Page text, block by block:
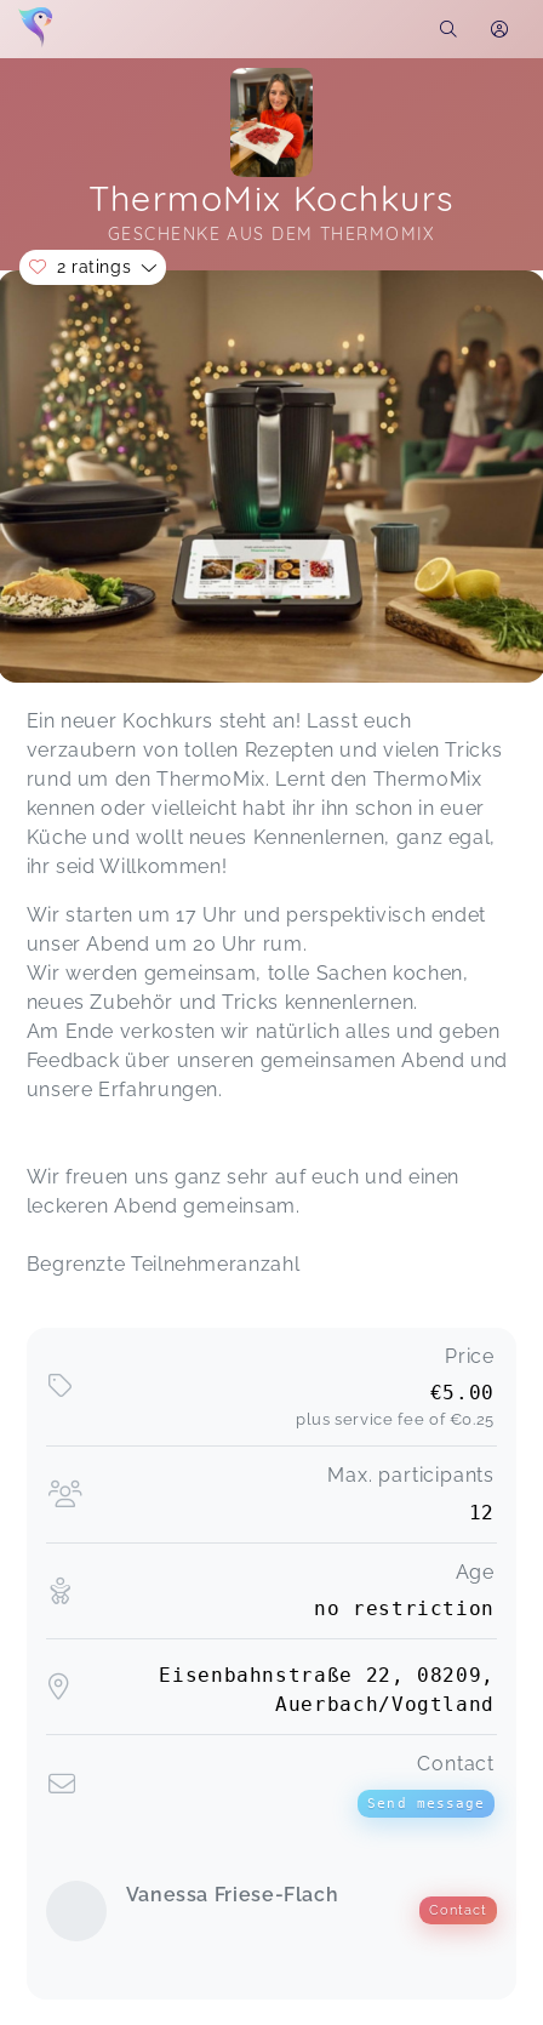
ThermoMix Kochkurs
GESCHENKE AUS DEM THERMOMIX
Soon you will learn more about me here...
2 ratings
Danke für das leckere Kocherlebnis!
Sabine,Dec 02
Danke für den schönen Abend. Danke für die
Herzlichkkeit und natürlich vielen informativen
Tipps. Liebe Grüße, Kathrin Zeitler
Ein neuer Kochkurs steht an! Lasst euch
verzaubern von tollen Rezepten und vielen Tricks
rund um den ThermoMix. Lernt den ThermoMix
kennen oder vielleicht habt ihr ihn schon in euer
Küche und wollt neues Kennenlernen, ganz egal,
ihr seid Willkommen!
Wir starten um 17 Uhr und perspektivisch endet
unser Abend um 20 Uhr rum.
Wir werden gemeinsam, tolle Sachen kochen,
neues Zubehör und Tricks kennenlernen.
Am Ende verkosten wir natürlich alles und geben
Feedback über unseren gemeinsamen Abend und
unsere Erfahrungen.
Wir freuen uns ganz sehr auf euch und einen
leckeren Abend gemeinsam.
Begrenzte Teilnehmeranzahl
Price
€5.00
plus service fee of €0.25
Max. participants
12
Age
no restriction
Eisenbahnstraße 22, 08209,
Auerbach/Vogtland
Contact
Send message
Vanessa Friese-Flach
Contact